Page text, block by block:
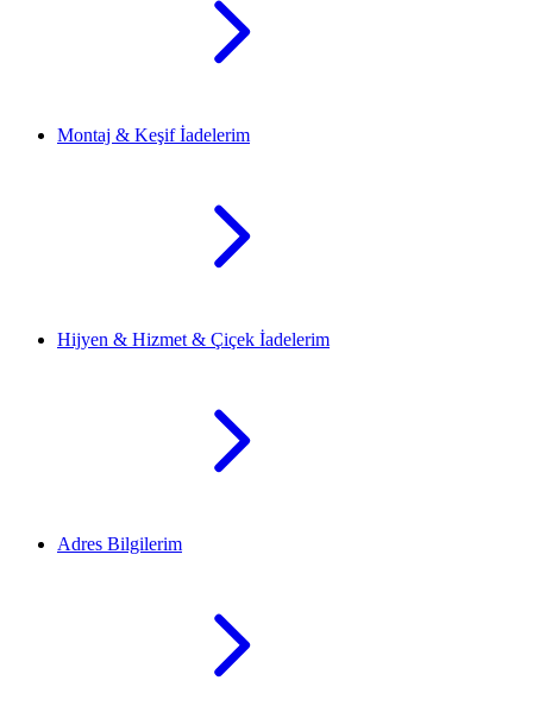
Montaj & Keşif İadelerim
Hijyen & Hizmet & Çiçek İadelerim
Adres Bilgilerim